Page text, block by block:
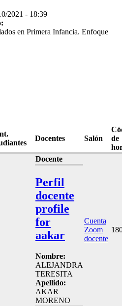
2021 - 18:39
en Primera Infancia. Enfoque
Docentes Salón
de
Docente
Perfil
docente
profile
for
aakar
Nombre:
ALEJANDRA
TERESITA
Apellido:
AKAR
MORENO
Cuenta
Zoom
docente